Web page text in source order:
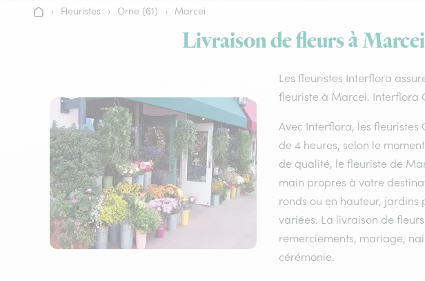
Accueil
› Fleuristes › Orne (61) › Marcei
Livraison de fleurs à
Les fleuristes Interflora
fleuriste à Marcei. Interflora
Avec Interflora, les fleuristes
de 4 heures, selon le
de qualité, le fleuriste de
main propres à votre
ronds ou en hauteur, jardins
variées. La livraison de
remerciements, mariage,
cérémonie.